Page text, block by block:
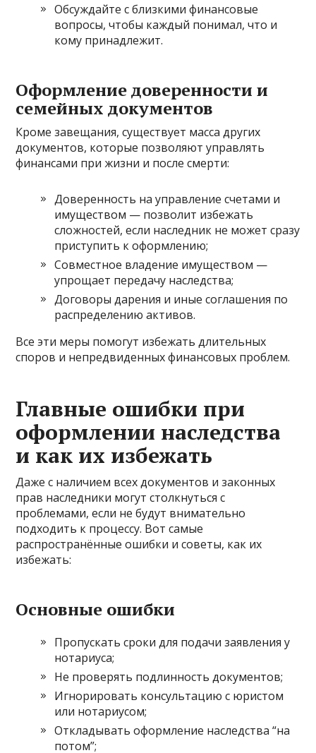
Обсуждайте с близкими финансовые
вопросы, чтобы каждый понимал, что и
кому принадлежит.
Оформление доверенности и
семейных документов
Кроме завещания, существует масса других
документов, которые позволяют управлять
финансами при жизни и после смерти:
Доверенность на управление счетами и
имуществом — позволит избежать
сложностей, если наследник не может сразу
приступить к оформлению;
Совместное владение имуществом —
упрощает передачу наследства;
Договоры дарения и иные соглашения по
распределению активов.
Все эти меры помогут избежать длительных
споров и непредвиденных финансовых проблем.
Главные ошибки при
оформлении наследства
и как их избежать
Даже с наличием всех документов и законных
прав наследники могут столкнуться с
проблемами, если не будут внимательно
подходить к процессу. Вот самые
распространённые ошибки и советы, как их
избежать:
Основные ошибки
Пропускать сроки для подачи заявления у
нотариуса;
Не проверять подлинность документов;
Игнорировать консультацию с юристом
или нотариусом;
Откладывать оформление наследства “на
потом”;